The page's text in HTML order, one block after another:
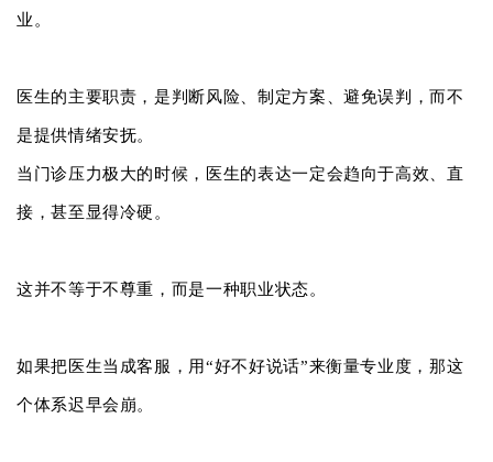
业。
医生的主要职责，是判断风险、制定方案、避免误判，而不
是提供情绪安抚。
当门诊压力极大的时候，医生的表达一定会趋向于高效、直
接，甚至显得冷硬。
这并不等于不尊重，而是一种职业状态。
如果把医生当成客服，用“好不好说话”来衡量专业度，那这
个体系迟早会崩。